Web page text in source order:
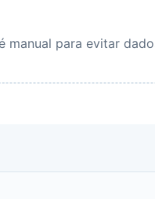
para evitar